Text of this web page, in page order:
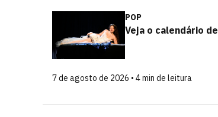
POP
Veja o calendário
7 de agosto de 2026 • 4 min de leitura